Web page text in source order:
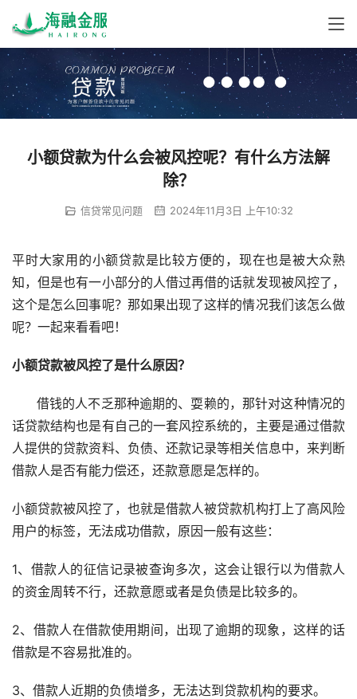
小额贷款为什么会被风控呢？有什么方法解
除？
信贷常见问题 2024年11月3日 上午10:32
平时大家用的小额贷款是比较方便的，现在也是被大众熟
知，但是也有一小部分的人借过再借的话就发现被风控了，
这个是怎么回事呢？那如果出现了这样的情况我们该怎么做
呢？一起来看看吧！
小额贷款被风控了是什么原因？
借钱的人不乏那种逾期的、耍赖的，那针对这种情况的
话贷款结构也是有自己的一套风控系统的，主要是通过借款
人提供的贷款资料、负债、还款记录等相关信息中，来判断
借款人是否有能力偿还，还款意愿是怎样的。
小额贷款被风控了，也就是借款人被贷款机构打上了高风险
用户的标签，无法成功借款，原因一般有这些：
1、借款人的征信记录被查询多次，这会让银行以为借款人
的资金周转不行，还款意愿或者是负债是比较多的。
2、借款人在借款使用期间，出现了逾期的现象，这样的话
借款是不容易批准的。
3、借款人近期的负债增多，无法达到贷款机构的要求。